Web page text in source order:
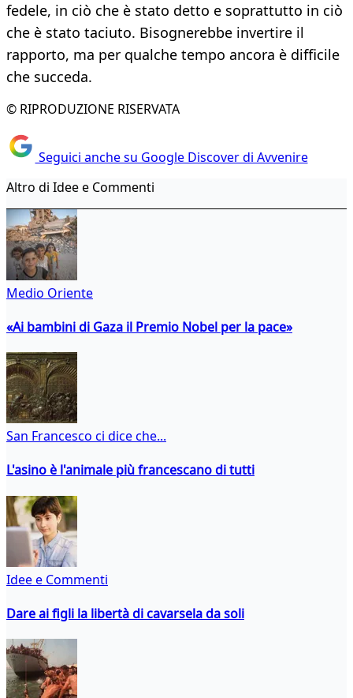
fedele, in ciò che è stato detto e soprattutto in ciò
che è stato taciuto. Bisognerebbe invertire il
rapporto, ma per qualche tempo ancora è difficile
che succeda.
© RIPRODUZIONE RISERVATA
Seguici anche su Google Discover di Avvenire
Altro di Idee e Commenti
Medio Oriente
«Ai bambini di Gaza il Premio Nobel per la pace»
San Francesco ci dice che...
L'asino è l'animale più francescano di tutti
Idee e Commenti
Dare ai figli la libertà di cavarsela da soli